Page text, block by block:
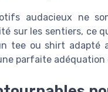
audacieux ne
sur les sentiers, ce
tee ou shirt adapté
parfaite